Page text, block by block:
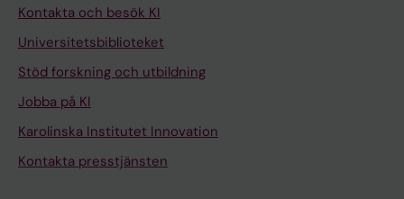
Kontakta och besök KI
Universitetsbiblioteket
Stöd forskning och utbildning
Jobba på KI
Karolinska Institutet Innovation
Kontakta presstjänsten